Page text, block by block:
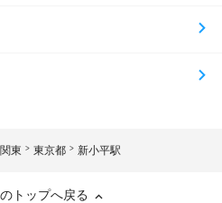
関東 東京都 新小平駅
トップへ戻る